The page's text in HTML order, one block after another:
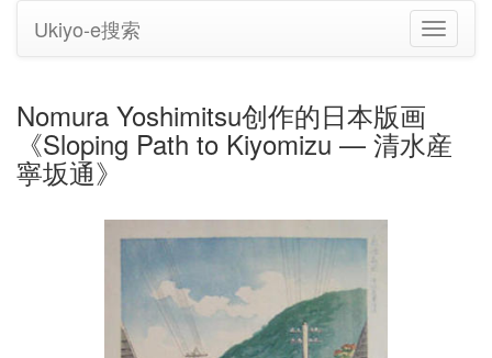
切
换
Ukiyo-e搜索
Nomura Yoshimitsu创作的日本版画
《Sloping Path to Kiyomizu — 清水産
寧坂通》